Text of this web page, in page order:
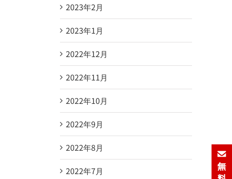
2023年2月
2023年1月
2022年12月
2022年11月
2022年10月
2022年9月
2022年8月
2022年7月